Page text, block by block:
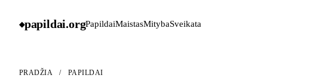
◆papildai.orgPapildaiMaistasMitybaSveikata
PRADŽIA / PAPILDAI